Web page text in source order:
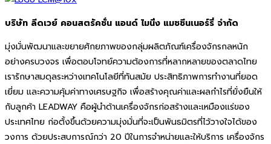
บริษัท ลีดเวย์ คอนสตรัคชั่น แอนด์ ไมนิ่ง แมชชีนเนอร์รี่ จำกัด
มุ่งมั่นพัฒนาและขยายศักยภาพของกลุ่มผลิตภัณฑ์เครื่องจักรกลหนัก
อย่างครบวงจร เพื่อตอบโจทย์ความต้องการที่หลากหลายของตลาดไทย
เรารักษาสมดุลระหว่างเทคโนโลยีที่ทันสมัย ประสิทธิภาพการทำงานที่ยอด
เยี่ยม และความคุ้มค่าทางเศรษฐกิจ เพื่อสร้างคุณค่าและผลกำไรที่ยั่งยืนให้
กับลูกค้า LEADWAY คือผู้นำด้านเครื่องจักรก่อสร้างและเหมืองแร่ของ
ประเทศไทย ก่อตั้งขึ้นด้วยความมุ่งมั่นที่จะเป็นพันธมิตรที่ไว้วางใจได้ของ
วงการ ด้วยประสบการณ์กว่า 20 ปีในการจำหน่ายและให้บริการ เครื่องจักร